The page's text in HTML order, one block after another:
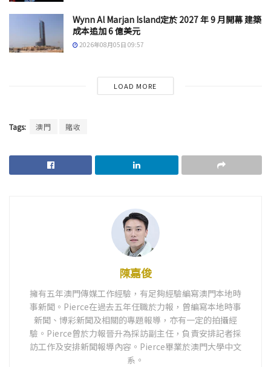
Wynn Al Marjan Island定於 2027 年 9 月開幕 建築
成本追加 6 億美元
2026年08月05日 09:57
LOAD MORE
Tags: 澳門 賭收
陳嘉俊
擁有五年澳門傳媒工作經驗，有足夠經驗編寫澳門本地時
事新聞。Pierce在過去五年任職於力報，曾編寫本地時事
新聞、博彩新聞及相關的專題報導，亦有一定的拍攝經
驗。Pierce曾於力報晉升為採訪副主任，負責安排記者採
訪工作及安排新聞報導內容。Pierce畢業於澳門大學中文
系。